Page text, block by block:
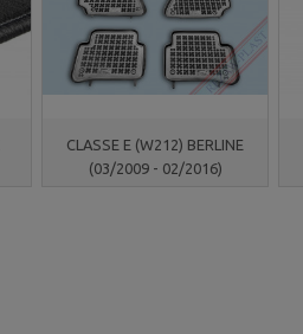
CLASSE E (W212) BERLINE
(03/2009 - 02/2016)